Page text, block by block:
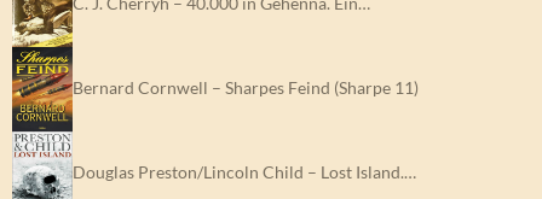
Bernard Cornwell – Sharpes Feind (Sharpe 11)
Douglas Preston/Lincoln Child – Lost Island.…